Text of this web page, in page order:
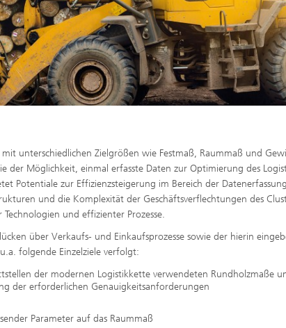
unterschiedlichen Zielgrößen wie Festmaß, Raummaß und
der Möglichkeit, einmal erfasste Daten zur Optimierung des
Potentiale zur Effizienzsteigerung im Bereich der
und die Komplexität der Geschäftsverflechtungen des
und effizienter Prozesse.
über Verkaufs- und Einkaufsprozesse sowie der hierin
folgende Einzelziele verfolgt:
der modernen Logistikkette verwendeten Rundholzmaße
der erforderlichen Genauigkeitsanforderungen
Parameter auf das Raummaß